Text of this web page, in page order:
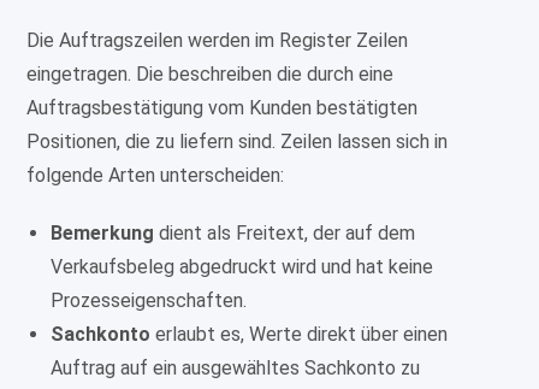
Die Auftragszeilen werden im Register Zeilen
eingetragen. Die beschreiben die durch eine
Auftragsbestätigung vom Kunden bestätigten
Positionen, die zu liefern sind. Zeilen lassen sich in
folgende Arten unterscheiden:
Bemerkung dient als Freitext, der auf dem
Verkaufsbeleg abgedruckt wird und hat keine
Prozesseigenschaften.
Sachkonto erlaubt es, Werte direkt über einen
Auftrag auf ein ausgewähltes Sachkonto zu